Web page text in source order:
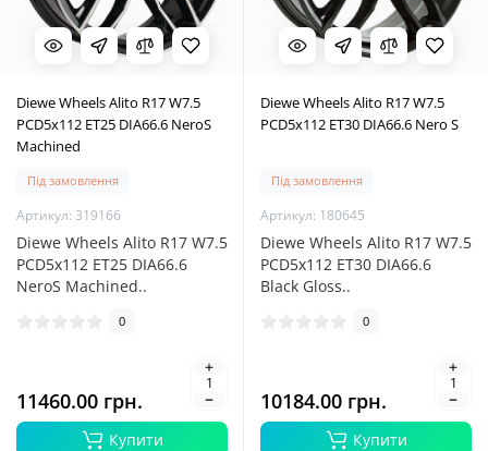
Diewe Wheels Alito R17 W7.5
PCD5x112 ET25 DIA66.6 NeroS
Machined
Під замовлення
Артикул: 319166
Diewe Wheels Alito R17 W7.5
PCD5x112 ET25 DIA66.6
NeroS Machined..
0
11460.00 грн.
Купити
Diewe Wheels Alito R17 W7.5
PCD5x112 ET30 DIA66.6 Nero S
Під замовлення
Артикул: 180645
Diewe Wheels Alito R17 W7.5
PCD5x112 ET30 DIA66.6
Black Gloss..
0
10184.00 грн.
Купити